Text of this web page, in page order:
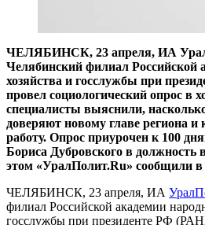
ЧЕЛЯБИНСК, 23 апреля, ИА
Челябинский филиал Российской
хозяйства и госслужбы при
провел социологический опрос в
специалисты выяснили,
доверяют новому главе региона и
работу. Опрос приурочен к 100
Бориса Дубровского в должность
этом «УралПолит.Ru» сообщили
ЧЕЛЯБИНСК, 23 апреля, ИА
филиал Российской академии
госслужбы при президенте РФ